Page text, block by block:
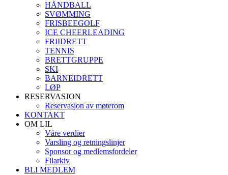
HÅNDBALL
SVØMMING
FRISBEEGOLF
ICE CHEERLEADING
FRIIDRETT
TENNIS
BRETTGRUPPE
SKI
BARNEIDRETT
LØP
RESERVASJON
Reservasjon av møterom
KONTAKT
OM LIL
Våre verdier
Varsling og retningslinjer
Sponsor og medlemsfordeler
Filarkiv
BLI MEDLEM